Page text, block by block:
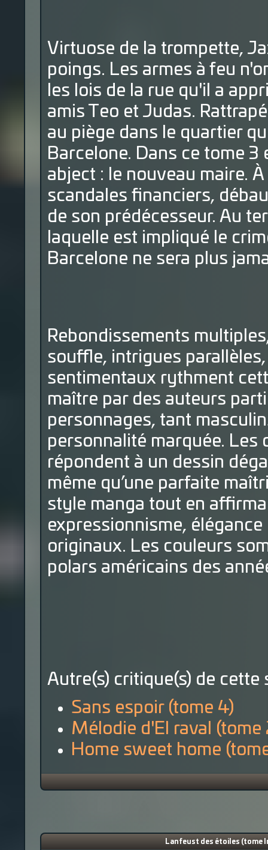
Virtuose de la trompette,
poings. Les armes à feu
les lois de la rue qu'il a
amis Teo et Judas.
au piège dans le quartier
Barcelone. Dans ce tome
abject : le nouveau maire.
scandales financiers,
de son prédécesseur. Au
laquelle est impliqué le
Barcelone ne sera plus
Rebondissements
souffle, intrigues
sentimentaux rythment
maître par des auteurs
personnages, tant
personnalité marquée. Les
répondent à un dessin
même qu’une parfaite
style manga tout en
expressionnisme,
originaux. Les couleurs
polars américains des
Autre(s) critique(s) de cette
Sans espoir (tome 4)
Mélodie d'El raval (tome
Home sweet home
Lanfeust des étoiles (tome